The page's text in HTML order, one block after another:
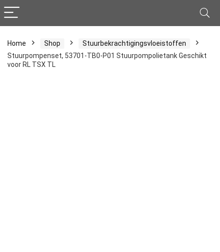
Home Shop
Stuurbekrachtigingsvloeistoffen
Stuurpompenset, 53701-TB0-P01 Stuurpompolietank Geschikt
voor RL TSX TL